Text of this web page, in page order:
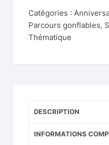
Catégories :
Parcours gonflables,
Thématique
DESCRIPTION
INFORMATIONS